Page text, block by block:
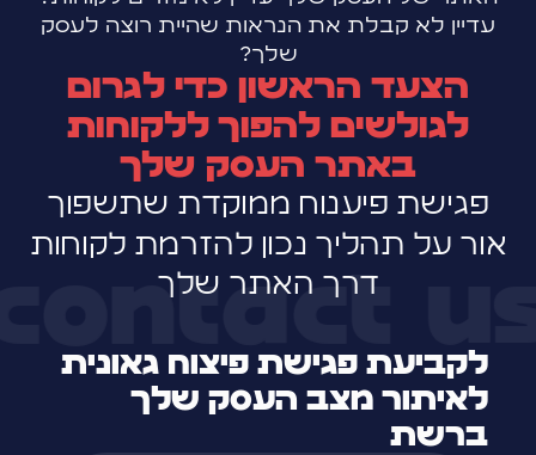
עדיין לא קבלת את הנראות שהיית רוצה לעסק
שלך?
הצעד הראשון כדי לגרום
לגולשים להפוך ללקוחות
באתר העסק שלך
פגישת פיענוח ממוקדת שתשפוך
אור על תהליך נכון להזרמת לקוחות
דרך האתר שלך
לקביעת פגישת פיצוח גאונית
לאיתור מצב העסק שלך
ברשת